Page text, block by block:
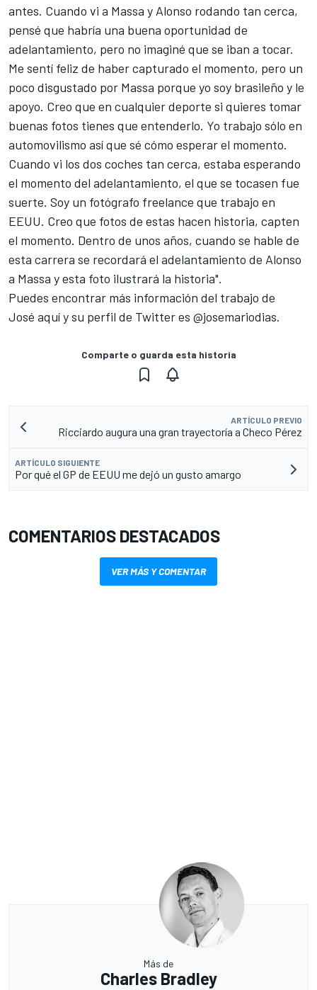
antes. Cuando vi a Massa y Alonso rodando tan cerca,
pensé que habría una buena oportunidad de
adelantamiento, pero no imaginé que se iban a tocar.
Me sentí feliz de haber capturado el momento, pero un
poco disgustado por Massa porque yo soy brasileño y le
apoyo. Creo que en cualquier deporte si quieres tomar
buenas fotos tienes que entenderlo. Yo trabajo sólo en
automovilismo así que sé cómo esperar el momento.
Cuando vi los dos coches tan cerca, estaba esperando
el momento del adelantamiento, el que se tocasen fue
suerte. Soy un fotógrafo freelance que trabajo en
EEUU. Creo que fotos de estas hacen historia, capten
el momento. Dentro de unos años, cuando se hable de
esta carrera se recordará el adelantamiento de Alonso
a Massa y esta foto ilustrará la historia".
Puedes encontrar más información del trabajo de
José aquíy su perfil de Twitter es @josemariodias.
Comparte o guarda esta historia
ARTÍCULO PREVIO
Ricciardo augura una gran trayectoría a Checo Pérez
ARTÍCULO SIGUIENTE
Por qué el GP de EEUU me dejó un gusto amargo
COMENTARIOS DESTACADOS
VER MÁS Y COMENTAR
Más de
Charles Bradley